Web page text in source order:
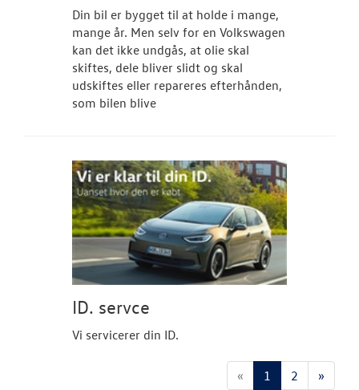
Din bil er bygget til at holde i mange,
mange år. Men selv for en Volkswagen
kan det ikke undgås, at olie skal
skiftes, dele bliver slidt og skal
udskiftes eller repareres efterhånden,
som bilen blive
ID. servce
Vi servicerer din ID.
« 1 2 »